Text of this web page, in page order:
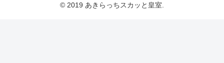
© 2019 あきらっちスカッと皇室.